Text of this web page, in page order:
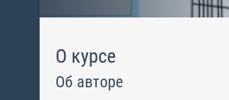
О курсе
Об авторе